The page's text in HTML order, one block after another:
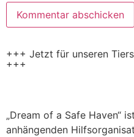
+++ Jetzt für unseren
+++
„Dream of a Safe Haven“
anhängenden